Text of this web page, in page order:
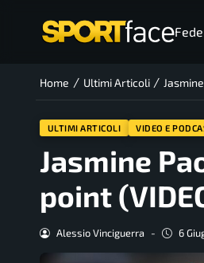
Home / Ultimi Articoli /
ULTIMI ARTICOLI VIDEO E
Jasmine
point
Alessio Vinciguerra - 6